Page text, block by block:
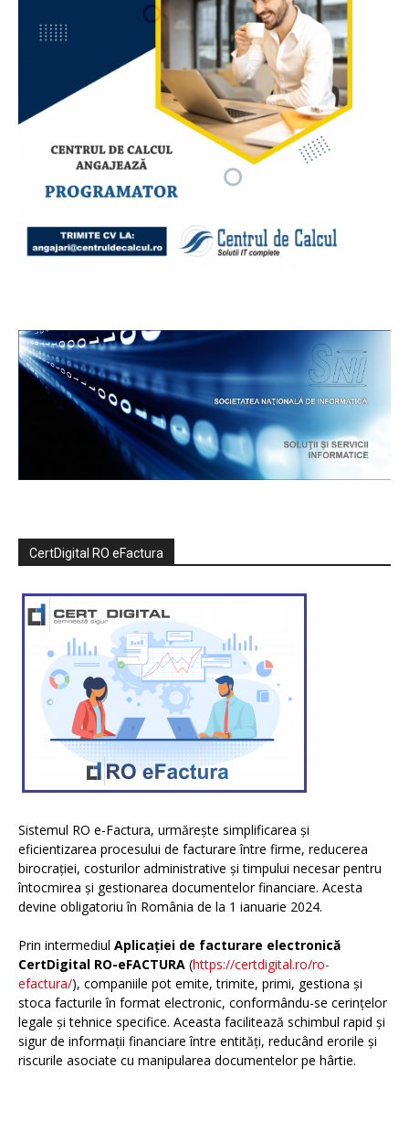
CertDigital RO eFactura
Sistemul RO e-Factura, urmărește simplificarea și
eficientizarea procesului de facturare între firme, reducerea
birocrației, costurilor administrative și timpului necesar pentru
întocmirea și gestionarea documentelor financiare. Acesta
devine obligatoriu în România de la 1 ianuarie 2024.
Prin intermediul Aplicației de facturare electronică
CertDigital RO-eFACTURA (https://certdigital.ro/ro-
efactura/), companiile pot emite, trimite, primi, gestiona și
stoca facturile în format electronic, conformându-se cerințelor
legale și tehnice specifice. Aceasta facilitează schimbul rapid și
sigur de informații financiare între entități, reducând erorile și
riscurile asociate cu manipularea documentelor pe hârtie.